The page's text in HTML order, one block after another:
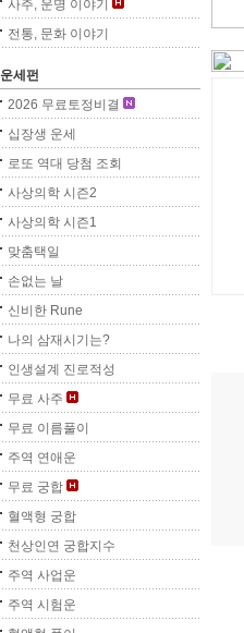
사주, 운명 이야기
전통, 문화 이야기
운세펀
2026 무료토정비결
십장생 운세
로또 역대 당첨 조회
사상의학 시즌2
사상의학 시즌1
맞춤택일
손없는 날
신비한 Rune
나의 삼재시기는?
인생설계 진로적성
무료 사주
무료 이름풀이
주역 연애운
무료 궁합
혈액형 궁합
천상인연 궁합지수
주역 사업운
주역 시험운